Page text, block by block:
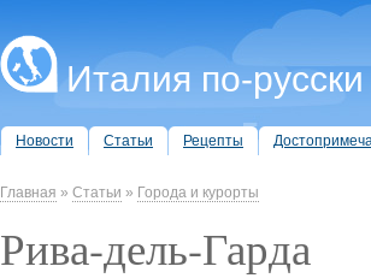
Италия по-русски
Новости Статьи Рецепты
Главная » Статьи » Города и курорты
Рива-дель-Гарда